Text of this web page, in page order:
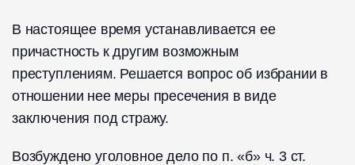
В настоящее время устанавливается ее
причастность к другим возможным
преступлениям. Решается вопрос об избрании в
отношении нее меры пресечения в виде
заключения под стражу.
Возбуждено уголовное дело по п. «б» ч. 3 ст.